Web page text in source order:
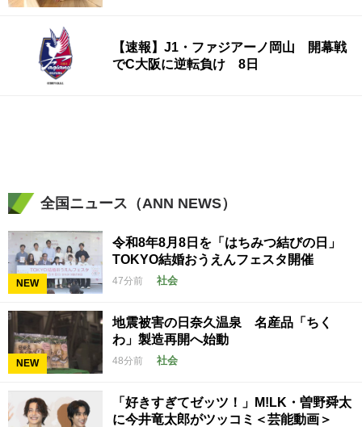
【速報】J1・ファジアーノ岡山 開幕戦
でC大阪に逆転負け 8日
全国ニュース（ANN NEWS）
NEW
令和8年8月8日を「はちみつ結びの日」
TOKYO結婚おうえんフェスタ開催
47分前 社会
NEW
地震被害の日奈久温泉 名産品「ちく
わ」製造再開へ始動
48分前 社会
「好きすぎてゼッツ！」M!LK・曽野舜太
に今井竜太郎がツッコミ＜芸能動画＞